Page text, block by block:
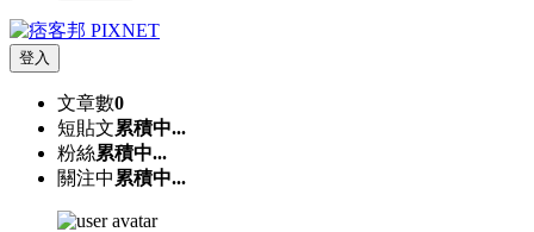
登入
文章數0
短貼文累積中...
粉絲累積中...
關注中 累積中...